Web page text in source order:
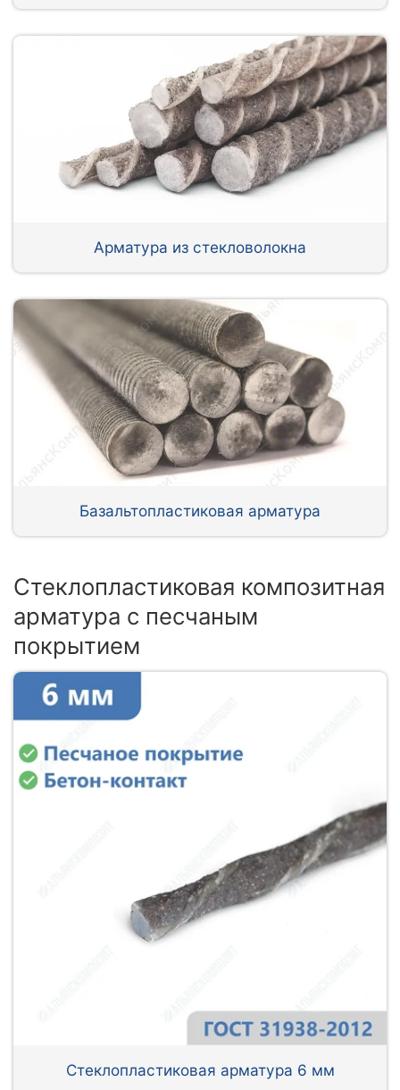
Арматура из стекловолокна
Базальтопластиковая арматура
Стеклопластиковая композитная
арматура с песчаным
покрытием
Стеклопластиковая арматура 6 мм